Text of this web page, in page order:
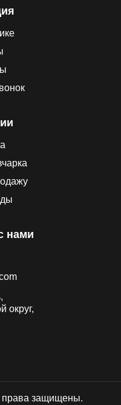
нами
округ,
права защищены.